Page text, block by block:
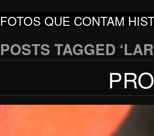
FOTOS QUE CONTAM
POSTS TAGGED